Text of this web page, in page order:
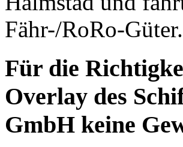
Fähr-/RoRo-Güter.
Für die
Overlay des
GmbH keine